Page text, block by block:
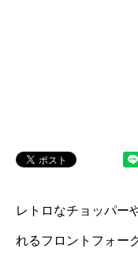
レトロなチョッパー
れるフロントフォー